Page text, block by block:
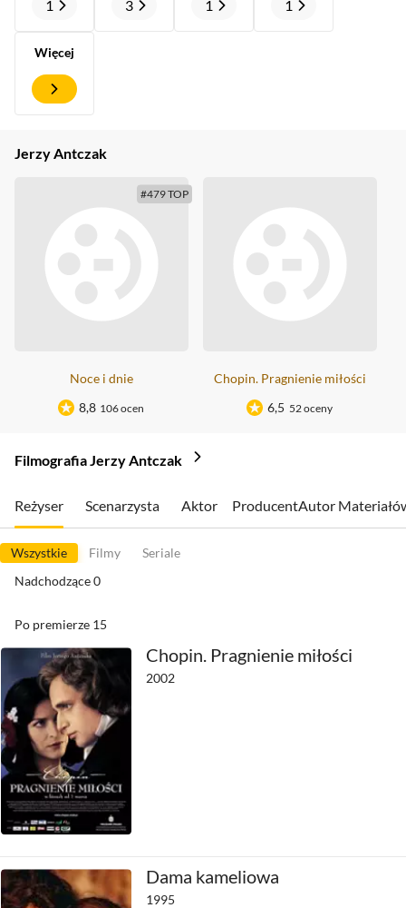
1 3 1 1
Więcej
Jerzy Antczak
#479 TOP
Noce i dnie
8,8 106 ocen
Chopin. Pragnienie miłości
6,5 52 oceny
Filmografia Jerzy Antczak
Reżyser Scenarzysta Aktor ProducentAutor
Wszystkie Filmy
Seriale
Nadchodzące0
Po premierze 15
Chopin. Pragnienie miłości
2002
Dama kameliowa
1995